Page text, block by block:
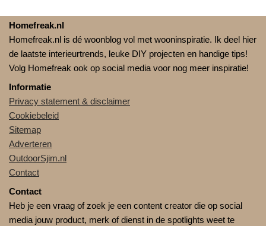
Homefreak.nl
Homefreak.nl is dé woonblog vol met wooninspiratie. Ik deel hier
de laatste interieurtrends, leuke DIY projecten en handige tips!
Volg Homefreak ook op social media voor nog meer inspiratie!
Informatie
Privacy statement & disclaimer
Cookiebeleid
Sitemap
Adverteren
OutdoorSjim.nl
Contact
Contact
Heb je een vraag of zoek je een content creator die op social
media jouw product, merk of dienst in de spotlights weet te